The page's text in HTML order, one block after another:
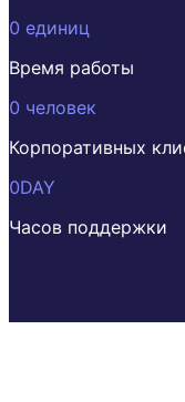
0 единиц
Время работы
0 человек
Корпоративных
0DAY
Часов поддержки